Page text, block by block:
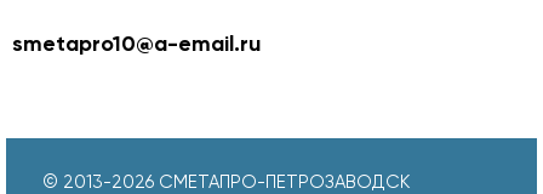
smetapro10@a-email.ru
© 2013-2026 СМЕТАПРО-ПЕТРОЗАВОДСК